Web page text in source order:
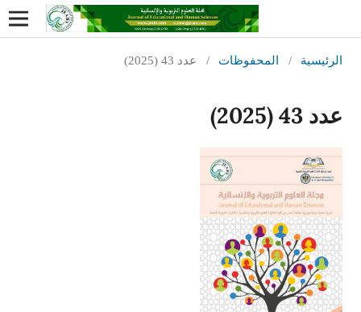
الرئيسية / المحفوظات / عدد 43 (2025)
عدد 43 (2025)